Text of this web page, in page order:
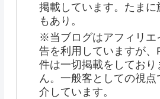
掲載しています。たまに
もあり。
※当ブログはアフィリエ
告を利用していますが、
件は一切掲載をしており
ん。一般客としての視点
介しています。